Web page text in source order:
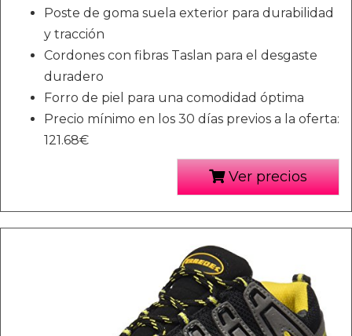
Poste de goma suela exterior para durabilidad
y tracción
Cordones con fibras Taslan para el desgaste
duradero
Forro de piel para una comodidad óptima
Precio mínimo en los 30 días previos a la oferta:
121.68€
Ver precios